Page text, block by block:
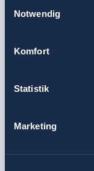
Notwendig
Komfort
Statistik
Marketing